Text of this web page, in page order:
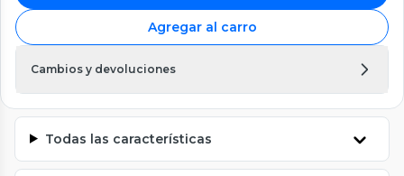
Agregar al carro
Cambios y devoluciones
Todas las características